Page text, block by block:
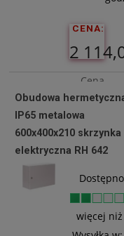
CENA:
2
Cena
netto:
1
Do
Obudowa
IP65 metalowa
600x400x210 skrzynka
elektryczna RH 642
więcej